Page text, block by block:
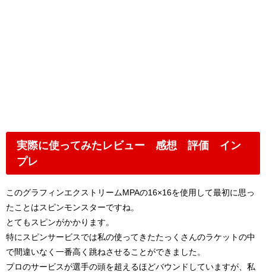
実際に使ってみたレビュー 感想 評価 イン
プレ
このグラフィンエクストリームMPAの16×16を使用して最初に思っ
たことはスピンモンスターですね。
とてもスピンがかかります。
特にスピンサービスでは私の使ってきたたっくさんのラケットの中
で間違いなく一番高く跳ねさせることができました。
プロのサービスが選手の頭を超えるほどバウンドしていますが、私